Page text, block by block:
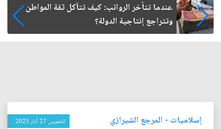
صمت الطريق بعد الأربعين
إسلاميات - المرجع الشيرازي الخميس 27 آذار 2025